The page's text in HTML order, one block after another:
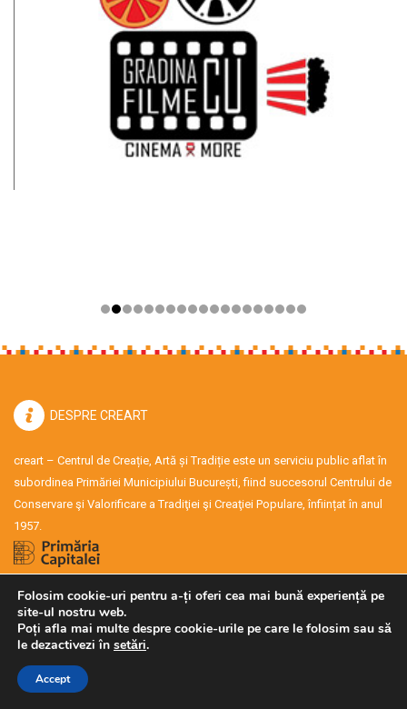
DESPRE CREART
creart – Centrul de Creație, Artă și Tradiție este un serviciu public aflat în
subordinea Primăriei Municipiului București, fiind succesorul Centrului de
Conservare şi Valorificare a Tradiţiei şi Creaţiei Populare, înființat în anul
1957.
Informații publice HCGMB 138/2021
Folosim cookie-uri pentru a-ți oferi cea mai bună experiență pe
site-ul nostru web.
Poți afla mai multe despre cookie-urile pe care le folosim sau să
le dezactivezi în setări.
Accept